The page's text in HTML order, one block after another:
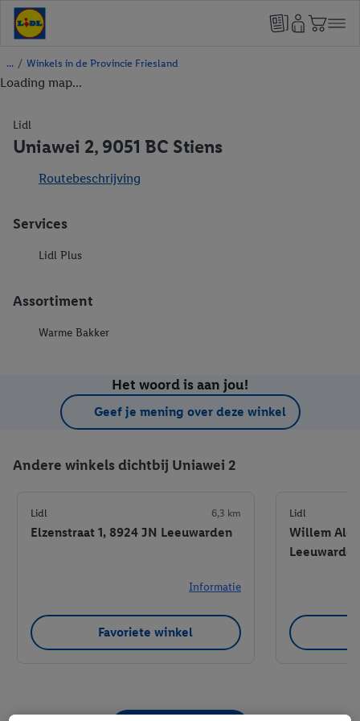
/ Winkels in de Provincie Friesland
Loading map...
Lidl
Uniawei 2, 9051 BC Stiens
Routebeschrijving
Services
Lidl Plus
Assortiment
Warme Bakker
Het woord is aan jou!
Geef je mening over deze winkel
Andere winkels dichtbij Uniawei 2
Lidl 6,3 km
Elzenstraat 1, 8924 JN Leeuwarden
Informatie
Favoriete winkel
Lidl
Willem
Leeuwarden